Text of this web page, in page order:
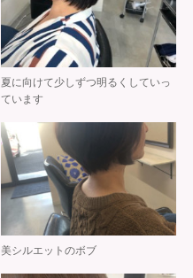
夏に向けて少しずつ明るくしていっ
ています
美シルエットのボブ